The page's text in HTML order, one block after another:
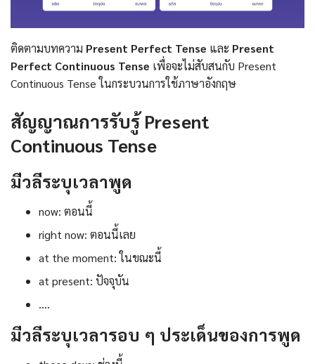
ติดตามบทความ Present Perfect Tense และ Present
Perfect Continuous Tense เพื่อจะไม่สับสนกับ Present
Continuous Tense ในกระบวนการใช้ภาษาอังกฤษ
สัญญาณการรับรู้ Present
Continuous Tense
มีวลีระบุเวลาพูด
now: ตอนนี้
right now: ตอนนี้เลย
at the moment: ในขณะนี้
at present: ปัจจุบัน
….
มีวลีระบุเวลารอบ ๆ ประเด็นของการพูด